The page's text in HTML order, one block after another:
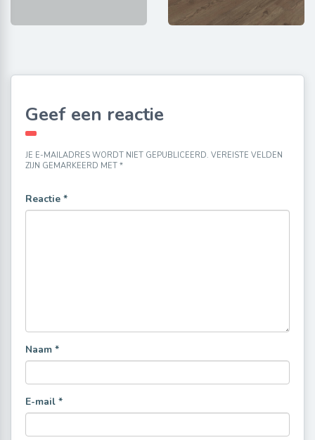
Geef een reactie
JE E-MAILADRES WORDT NIET GEPUBLICEERD. VEREISTE VELDEN
ZIJN GEMARKEERD MET *
Reactie *
Naam *
E-mail *